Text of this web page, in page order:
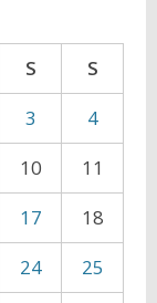
S
S
3
4
10
11
17
18
24
25